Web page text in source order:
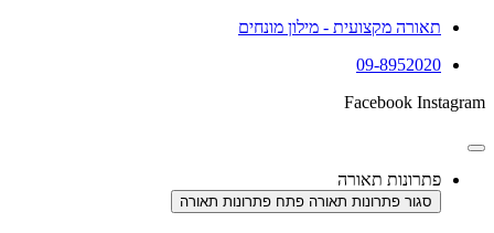
תאורה מקצועית - מילון מונחים
09-8952020
Facebook Instagram
פתרונות תאורה
סגור פתרונות תאורה פתח פתרונות תאורה